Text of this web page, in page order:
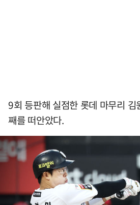
9회 등판해 실점한 롯데 마무리
째를 떠안았다.